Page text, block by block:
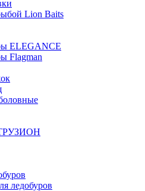
Lion Baits
ELEGANCE
Flagman
ледобуров